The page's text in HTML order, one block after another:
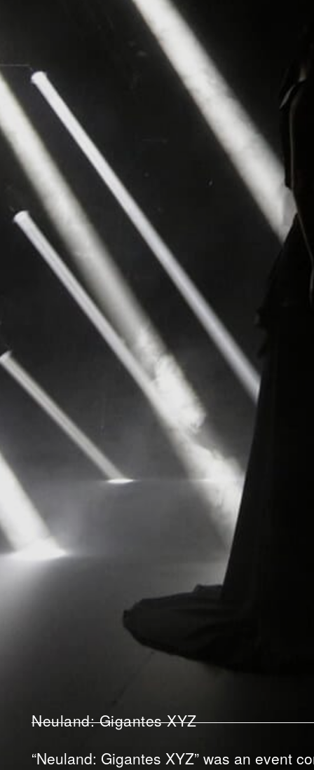
Neuland: Gigantes XYZ
“Neuland: Gigantes XYZ” was an event